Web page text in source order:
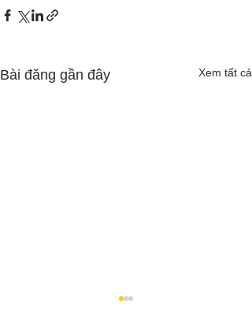
Bài đăng gần đây Xem tất cả